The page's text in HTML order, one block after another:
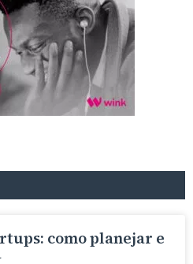
como planejar e